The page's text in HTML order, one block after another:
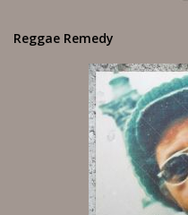
Reggae Remedy